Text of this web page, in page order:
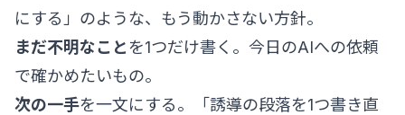
にする」のような、もう動かさない方針。
まだ不明なことを1つだけ書く。今日のAIへの依頼
で確かめたいもの。
次の一手を一文にする。「誘導の段落を1つ書き直